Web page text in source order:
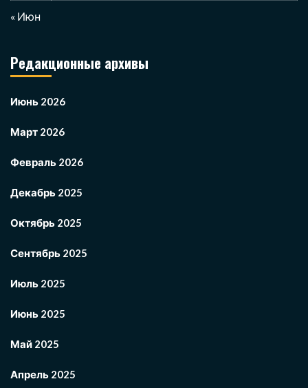
« Июн
Редакционные архивы
Июнь 2026
Март 2026
Февраль 2026
Декабрь 2025
Октябрь 2025
Сентябрь 2025
Июль 2025
Июнь 2025
Май 2025
Апрель 2025